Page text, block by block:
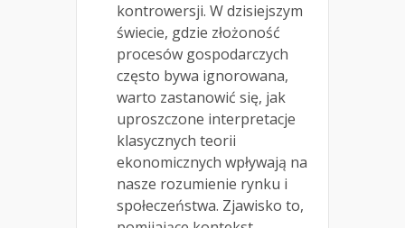
kontrowersji. W dzisiejszym
świecie, gdzie złożoność
procesów gospodarczych
często bywa ignorowana,
warto zastanowić się, jak
uproszczone interpretacje
klasycznych teorii
ekonomicznych wpływają na
nasze rozumienie rynku i
społeczeństwa. Zjawisko to,